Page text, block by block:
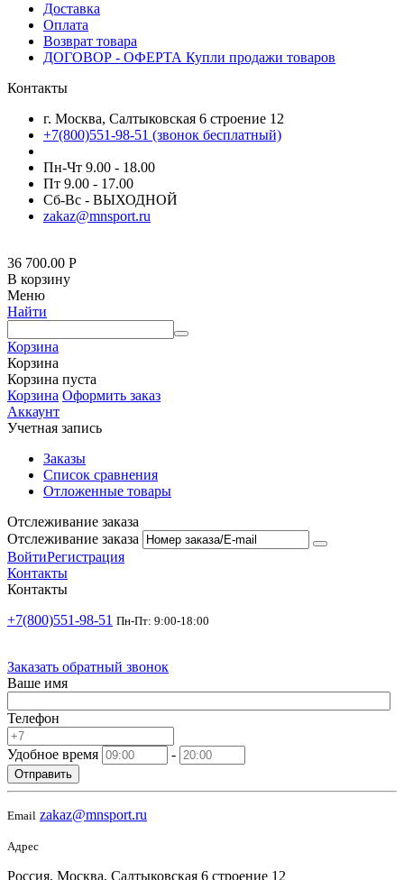
Доставка
Оплата
Возврат товара
ДОГОВОР - ОФЕРТА Купли продажи товаров
Контакты
г. Москва, Салтыковская 6 строение 12
+7(800)551-98-51 (звонок бесплатный)
Пн-Чт 9.00 - 18.00
Пт 9.00 - 17.00
Сб-Вс - ВЫХОДНОЙ
zakaz@mnsport.ru
36 700.00 Р
В корзину
Меню
Найти
Корзина
Корзина
Корзина пуста
Корзина Оформить заказ
Аккаунт
Учетная запись
Заказы
Список сравнения
Отложенные товары
Отслеживание заказа
Отслеживание заказа
ВойтиРегистрация
Контакты
Контакты
+7(800)551-98-51 Пн-Пт: 9:00-18:00
Заказать обратный звонок
Ваше имя
Телефон
Удобное время -
Отправить
Email zakaz@mnsport.ru
Адрес
Россия, Москва, Салтыковская 6 строение 12